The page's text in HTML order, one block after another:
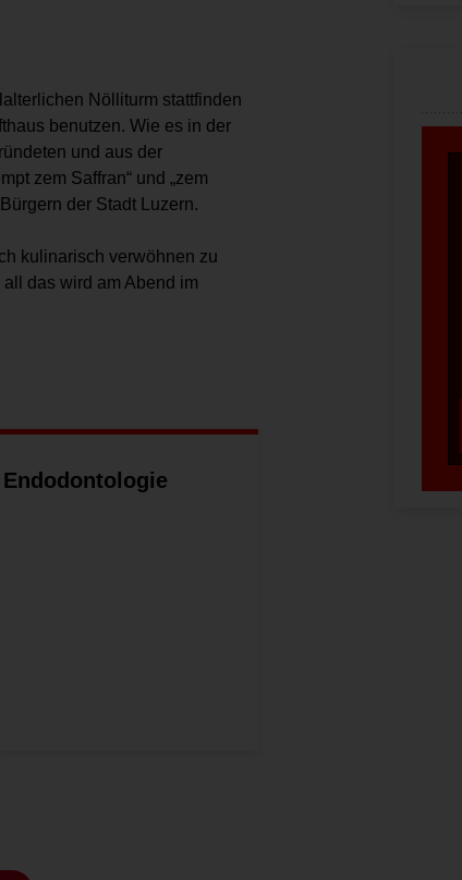
Nölliturm stattfinden
benutzen. Wie es in der
und aus der
zem Saffran“ und „zem
der Stadt Luzern.
kulinarisch verwöhnen zu
das wird am Abend im
Endodontologie